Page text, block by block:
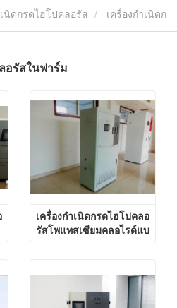
เนิดกรดไฮโปคลอรัส
อรัสในฟาร์ม
เครื่องกำเนิดกรดไฮโปคลอ
รัสโพแทสเซียมคลอไรด์แบ